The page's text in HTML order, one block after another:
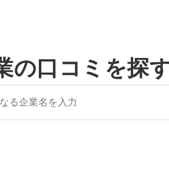
の口コミを探